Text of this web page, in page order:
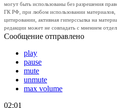
могут быть использованы без разрешения
ГК РФ, при любом использовании
цитировании, активная гиперссылка на
редакции может не совпадать с мнением
Сообщение отправлено
play
pause
mute
unmute
max volume
02:01